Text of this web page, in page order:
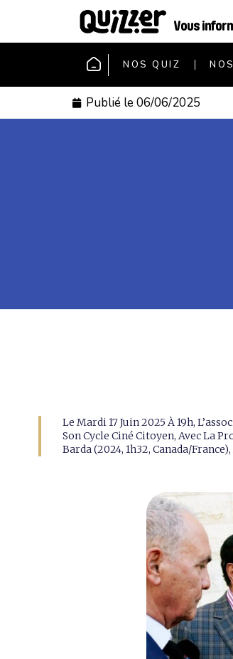
Vous
NOS QUIZ
Publié le06/06/2025
Le Mardi 17 Juin 2025 À 19h,
Son Cycle Ciné Citoyen, Avec La
Barda (2024, 1h32, Canada/